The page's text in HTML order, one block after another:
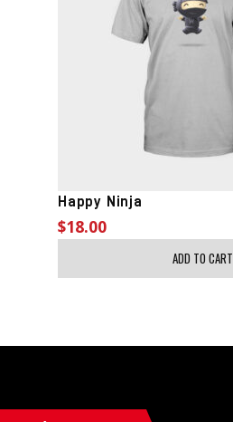
Happy Ninja
$18.00
ADD TO CART